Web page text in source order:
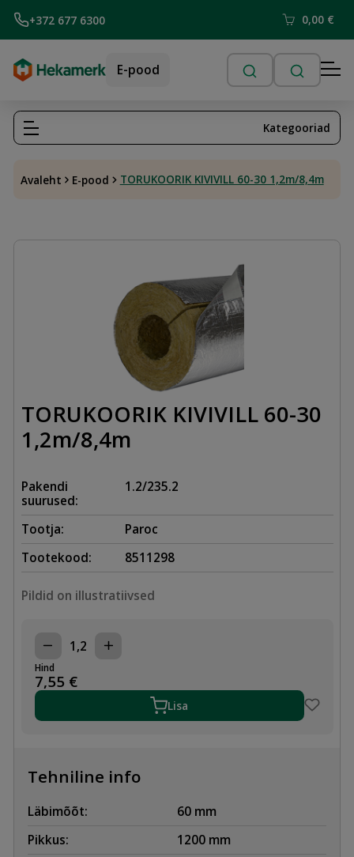
+372 677 6300 0,00 €
E-pood
Avaleht E-pood TORUKOORIK KIVIVILL 60-30 1,2m/8,4m
Kategooriad
TORUKOORIK KIVIVILL 60-30
1,2m/8,4m
Pakendi
suurused:
1.2/235.2
Tootja:
Paroc
Tootekood:
8511298
Pildid on illustratiivsed
TORUKOORIK
KIVIVILL
60-
30
kogus
Hind
7,55 €
Lisa
Tehniline info
Läbimõõt:
60 mm
Pikkus:
1200 mm